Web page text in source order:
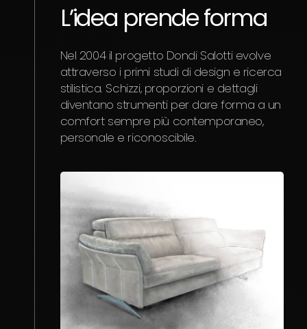
L’idea prende forma
Nel 2004 il progetto Dondi Salotti evolve
attraverso i primi studi di design e ricerca
stilistica. Schizzi, proporzioni e dettagli
diventano strumenti per dare forma a un
comfort sempre più contemporaneo,
personale e riconoscibile.